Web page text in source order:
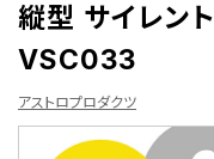
縦型 サイレン
VSC033
アストロプロダクツ